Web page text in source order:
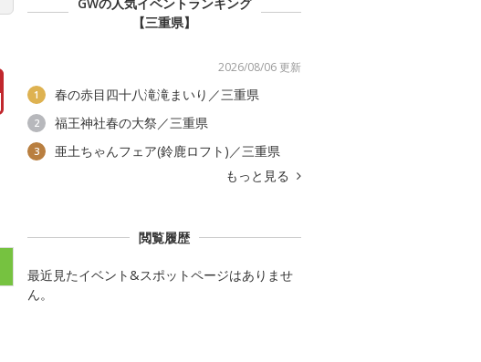
【三重県】
2026/08/06 更新
1 春の赤目四十八滝滝まいり／三重県
2 福王神社春の大祭／三重県
3
亜土ちゃんフェア(鈴鹿ロフト)／三重県
もっと見る
閲覧履歴
最近見たイベント&スポットページはありませ
ん。